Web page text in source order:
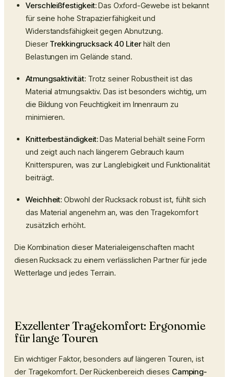
Verschleißfestigkeit:Das Oxford-Gewebe ist bekannt
für seine hohe Strapazierfähigkeit und
Widerstandsfähigkeit gegen Abnutzung.
Dieser Trekkingrucksack 40 Literhält den
Belastungen im Gelände stand.
Atmungsaktivität:Trotz seiner Robustheit ist das
Material atmungsaktiv. Das ist besonders wichtig, um
die Bildung von Feuchtigkeit im Innenraum zu
minimieren.
Knitterbeständigkeit:Das Material behält seine Form
und zeigt auch nach längerem Gebrauch kaum
Knitterspuren, was zur Langlebigkeit und Funktionalität
beiträgt.
Weichheit: Obwohl der Rucksack robust ist, fühlt sich
das Material angenehm an, was den Tragekomfort
zusätzlich erhöht.
Die Kombination dieser Materialeigenschaften macht
diesen Rucksack zu einem verlässlichen Partner für jede
Wetterlage und jedes Terrain.
Exzellenter Tragekomfort: Ergonomie
für lange Touren
Ein wichtiger Faktor, besonders auf längeren Touren, ist
der Tragekomfort. Der Rückenbereich dieses Camping-